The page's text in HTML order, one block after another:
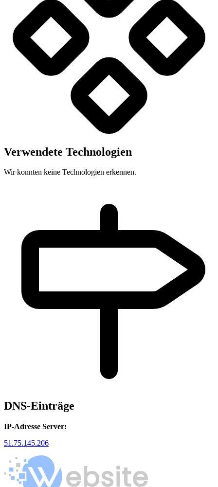
Verwendete Technologien
Wir konnten keine Technologien erkennen.
DNS-Einträge
IP-Adresse Server:
51.75.145.206